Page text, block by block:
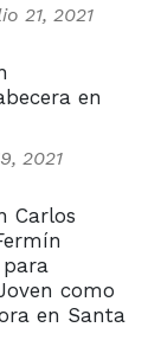
21, 2021
en
2021
Carlos
como
en Santa